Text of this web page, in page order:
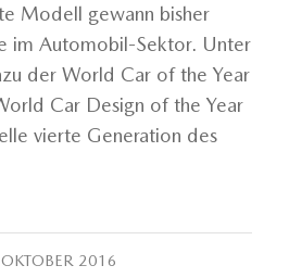
Modell gewann bisher
im Automobil-Sektor. Unter
der World Car of the Year
Car Design of the Year
vierte Generation des
2016